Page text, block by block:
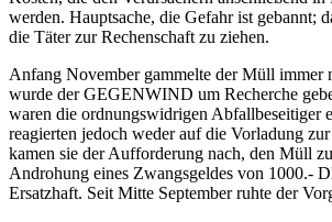
werden. Hauptsache, die Gefahr ist gebannt;
die Täter zur Rechenschaft zu ziehen.
Anfang November gammelte der Müll immer
wurde der GEGENWIND um Recherche
waren die ordnungswidrigen Abfallbeseitiger
reagierten jedoch weder auf die Vorladung
kamen sie der Aufforderung nach, den Müll
Androhung eines Zwangsgeldes von 1000.-
Ersatzhaft. Seit Mitte September ruhte der